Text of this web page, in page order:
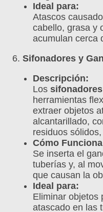
Ideal para:
Atascos
cabello, grasa y
acumulan cerca
6. Sifonadores y
Descripción:
Los sifonadores
herramientas
extraer objetos
alcantarillado,
residuos
Cómo
Se inserta el
tuberías y, al
que causan la
Ideal para:
Eliminar objetos
atascado en las